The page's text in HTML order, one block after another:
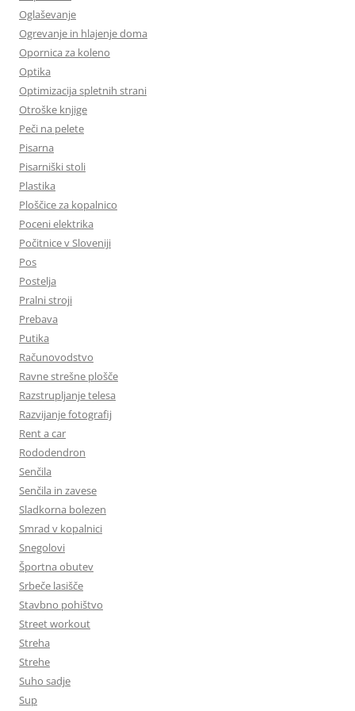
Oglaševanje
Ogrevanje in hlajenje doma
Opornica za koleno
Optika
Optimizacija spletnih strani
Otroške knjige
Peči na pelete
Pisarna
Pisarniški stoli
Plastika
Ploščice za kopalnico
Poceni elektrika
Počitnice v Sloveniji
Pos
Postelja
Pralni stroji
Prebava
Putika
Računovodstvo
Ravne strešne plošče
Razstrupljanje telesa
Razvijanje fotografij
Rent a car
Rododendron
Senčila
Senčila in zavese
Sladkorna bolezen
Smrad v kopalnici
Snegolovi
Športna obutev
Srbeče lasišče
Stavbno pohištvo
Street workout
Streha
Strehe
Suho sadje
Sup